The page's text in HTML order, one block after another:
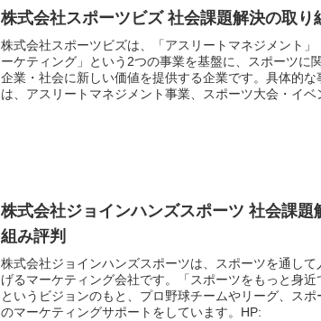
株式会社スポーツビズ 社会課題解決の取り
株式会社スポーツビズは、「アスリートマネジメント」
ーケティング」という2つの事業を基盤に、スポーツに
企業・社会に新しい価値を提供する企業です。具体的な
は、アスリートマネジメント事業、スポーツ大会・イベ
株式会社ジョインハンズスポーツ 社会課題
組み評判
株式会社ジョインハンズスポーツは、スポーツを通して
げるマーケティング会社です。「スポーツをもっと身近
というビジョンのもと、プロ野球チームやリーグ、スポ
のマーケティングサポートをしています。HP: